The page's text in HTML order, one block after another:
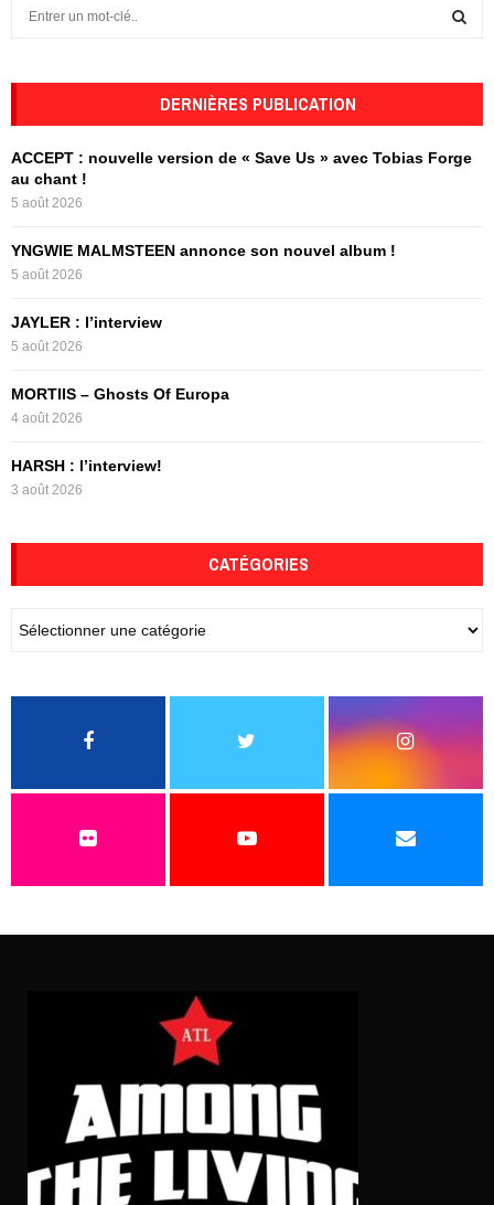
o
DERNIÈRES PUBLICATION
ACCEPT : nouvelle version de « Save Us » avec Tobias Forge
au chant !
5 août 2026
YNGWIE MALMSTEEN annonce son nouvel album !
5 août 2026
JAYLER : l’interview
5 août 2026
MORTIIS – Ghosts Of Europa
4 août 2026
HARSH : l’interview!
3 août 2026
CATÉGORIES